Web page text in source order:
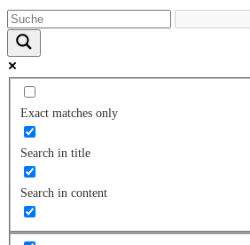
Exact matches only
Search in title
Search in content